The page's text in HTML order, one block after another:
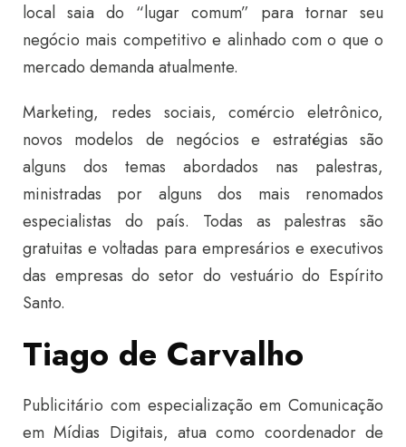
local saia do “lugar comum” para tornar seu
negócio mais competitivo e alinhado com o que o
mercado demanda atualmente.
Marketing, redes sociais, comércio eletrônico,
novos modelos de negócios e estratégias são
alguns dos temas abordados nas palestras,
ministradas por alguns dos mais renomados
especialistas do país. Todas as palestras são
gratuitas e voltadas para empresários e executivos
das empresas do setor do vestuário do Espírito
Santo.
Tiago de Carvalho
Publicitário com especialização em Comunicação
em Mídias Digitais, atua como coordenador de